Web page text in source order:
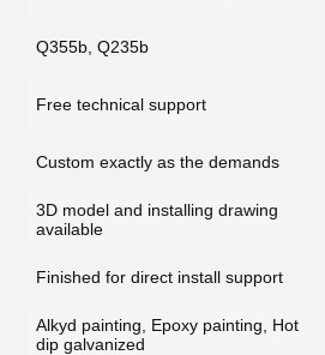
Q355b, Q235b
Free technical support
Custom exactly as the demands
3D model and installing drawing
available
Finished for direct install support
Alkyd painting, Epoxy painting, Hot
dip galvanized